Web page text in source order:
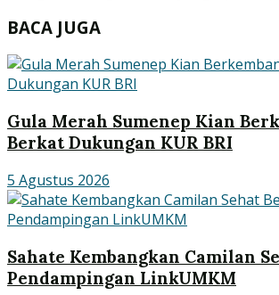
BACA JUGA
Gula Merah Sumenep Kian
Berkat Dukungan KUR BRI
5 Agustus 2026
Sahate Kembangkan Camilan
Pendampingan LinkUMKM